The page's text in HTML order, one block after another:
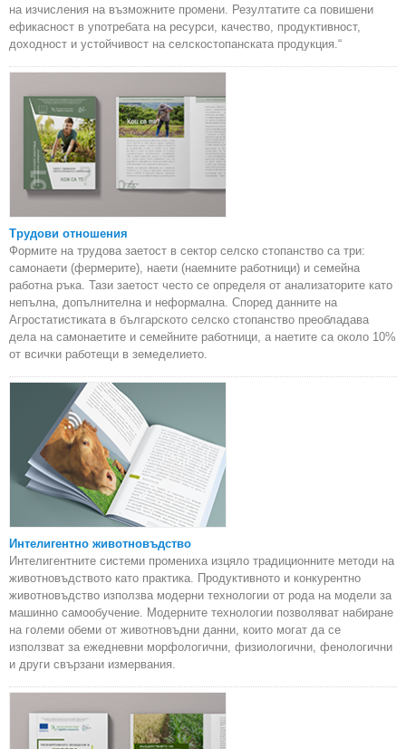
на изчисления на възможните промени. Резултатите са повишени
ефикасност в употребата на ресурси, качество, продуктивност,
доходност и устойчивост на селскостопанската продукция.“
Трудови отношения
Формите на трудова заетост в сектор селско стопанство са три:
самонаети (фермерите), наети (наемните работници) и семейна
работна ръка. Тази заетост често се определя от анализаторите като
непълна, допълнителна и неформална. Според данните на
Агростатистиката в българското селско стопанство преобладава
дела на самонаетите и семейните работници, а наетите са около 10%
от всички работещи в земеделието.
Интелигентно животновъдство
Интелигентните системи промениха изцяло традиционните методи на
животновъдството като практика. Продуктивното и конкурентно
животновъдство използва модерни технологии от рода на модели за
машинно самообучение. Модерните технологии позволяват набиране
на големи обеми от животновъдни данни, които могат да се
използват за ежедневни морфологични, физиологични, фенологични
и други свързани измервания.